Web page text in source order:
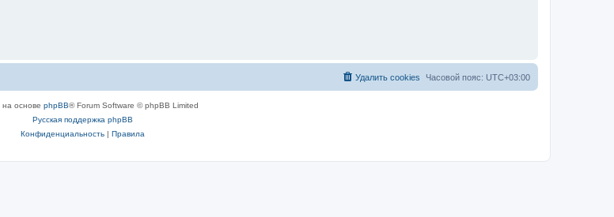
Часовой пояс: UTC+03:00
Удалить cookies
основе phpBB® Forum Software © phpBB Limited
Русская поддержка phpBB
Конфиденциальность| Правила